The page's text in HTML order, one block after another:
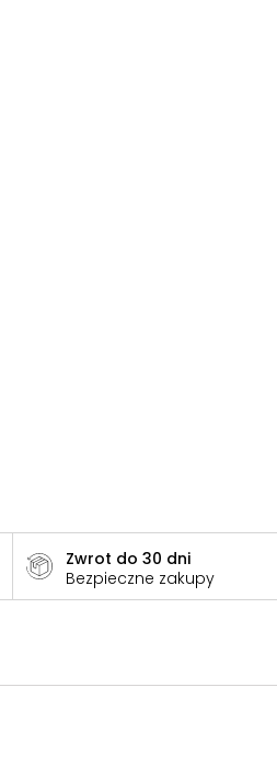
Zwrot do 30 dni
Bezpieczne zakupy